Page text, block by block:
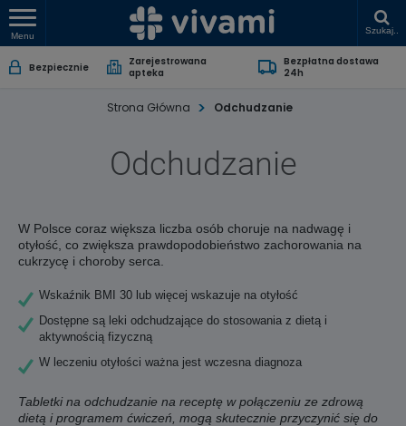
Menu
Szukaj..
Bezpiecznie
Zarejestrowana
apteka
Bezpłatna dostawa
24h
Strona Główna Odchudzanie
Odchudzanie
W Polsce coraz większa liczba osób choruje na nadwagę i
otyłość, co zwiększa prawdopodobieństwo zachorowania na
cukrzycę i choroby serca.
Wskaźnik BMI 30 lub więcej wskazuje na otyłość
Dostępne są leki odchudzające do stosowania z dietą i
aktywnością fizyczną
W leczeniu otyłości ważna jest wczesna diagnoza
Tabletki na odchudzanie na receptę w połączeniu ze zdrową
dietą i programem ćwiczeń, mogą skutecznie przyczynić się do